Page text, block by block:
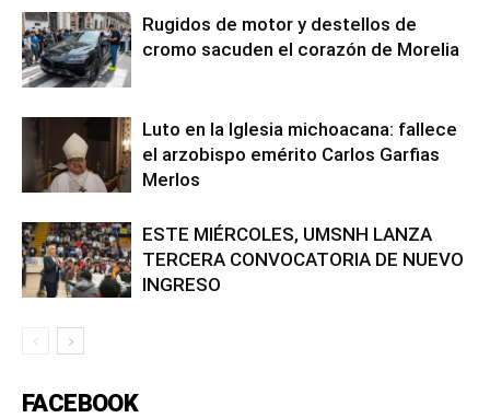
Rugidos de motor y destellos de
cromo sacuden el corazón de Morelia
Luto en la Iglesia michoacana: fallece
el arzobispo emérito Carlos Garfias
Merlos
ESTE MIÉRCOLES, UMSNH LANZA
TERCERA CONVOCATORIA DE NUEVO
INGRESO
FACEBOOK